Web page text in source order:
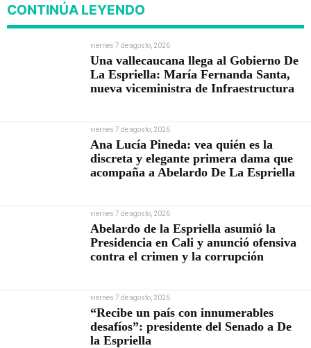
CONTINÚA LEYENDO
viernes 7 de agosto, 2026
Una vallecaucana llega al Gobierno De
La Espriella: María Fernanda Santa,
nueva viceministra de Infraestructura
viernes 7 de agosto, 2026
Ana Lucía Pineda: vea quién es la
discreta y elegante primera dama que
acompaña a Abelardo De La Espriella
viernes 7 de agosto, 2026
Abelardo de la Espriella asumió la
Presidencia en Cali y anunció ofensiva
contra el crimen y la corrupción
viernes 7 de agosto, 2026
“Recibe un país con innumerables
desafíos”: presidente del Senado a De
la Espriella